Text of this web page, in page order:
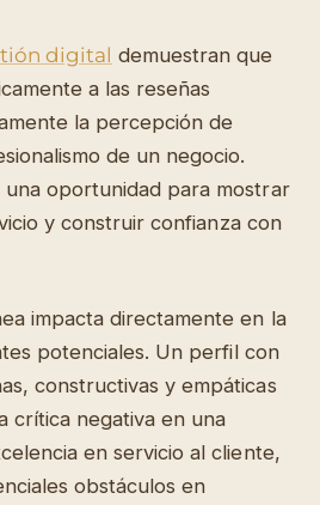
digital demuestran que
a las reseñas
la percepción de
de un negocio.
una oportunidad para mostrar
y construir confianza con
impacta directamente en la
potenciales. Un perfil con
constructivas y empáticas
crítica negativa en una
en servicio al cliente,
obstáculos en